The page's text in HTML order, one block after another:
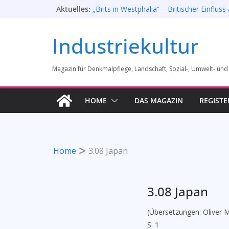
Aktuelles: „Brits in Westphalia“ – Britischer Einfluss
Erfolgreiche Demo am 1. August 2026
Prof. Dr. Rainer Slotta (1.5.1946-16.6.2026)
Gussstahlfabrikation 1860 -1945:
Rahmenprogramm der Tagung des
Industriekultur in Augsburg 11/26
Industriekultur
Magazin für Denkmalpflege, Landschaft, Sozial-, Umwelt-
HOME DAS MAGAZIN
Home 3.08 Japan
3.08 Japan
(Übersetzungen: Oliver
S. 1